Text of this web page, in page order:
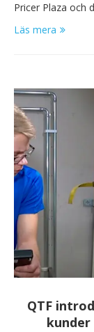
Pricer Plaza och
Läs mera
QTF